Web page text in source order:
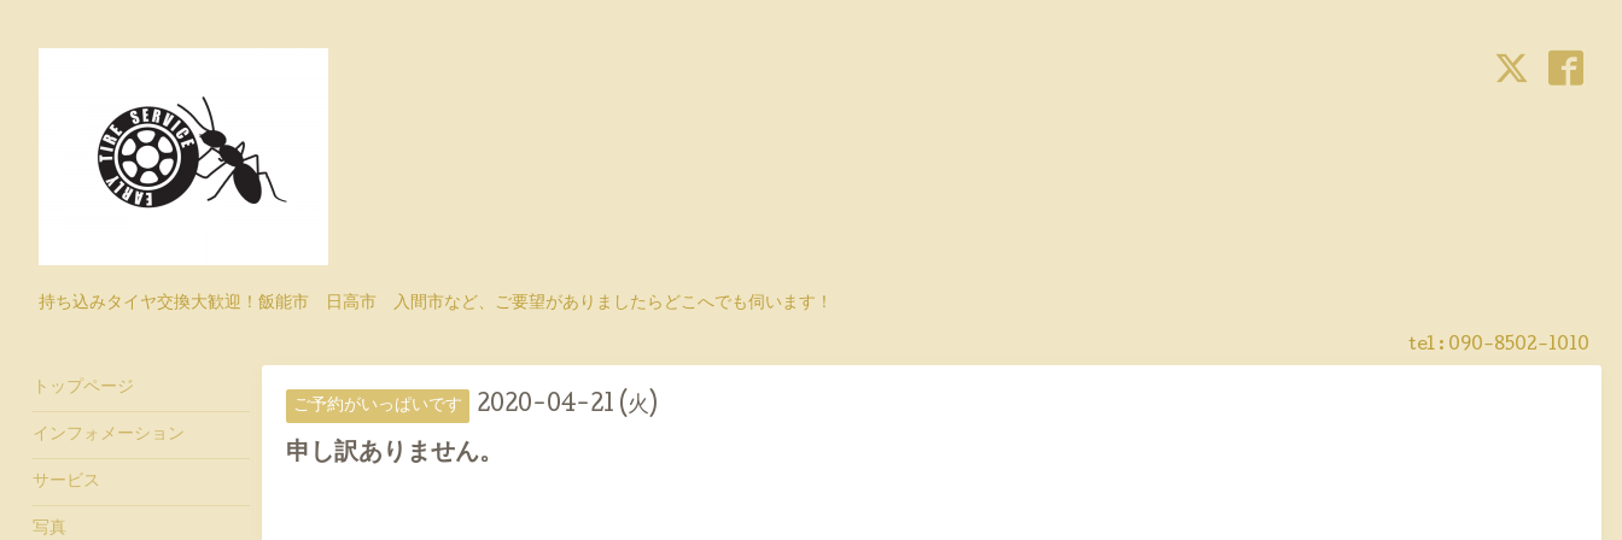
持ち込みタイヤ交換大歓迎！飯能市 日高市 入間市など、ご要望がありましたらどこへでも伺います！
tel : 090-8502-1010
ご予約がいっぱいです 2020-04-21 (火)
申し訳ありません。
トップページ
インフォメーション
サービス
写真